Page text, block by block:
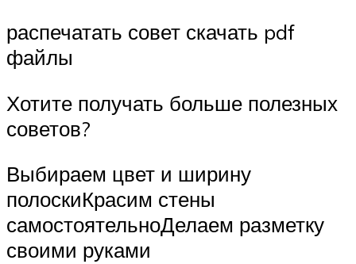
распечатать совет скачать pdf
файлы
Хотите получать больше полезных
советов?
Выбираем цвет и ширину
полоскиКрасим стены
самостоятельноДелаем разметку
своими руками